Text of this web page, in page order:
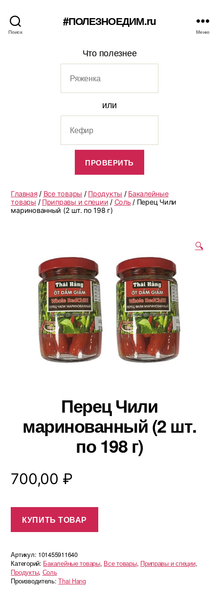
Поиск
#ПОЛЕЗНОЕДИМ.ru
Меню
Что полезнее
или
Главная / Все товары / Продукты / Бакалейные
товары / Приправы и специи / Соль/ Перец Чили
маринованный (2 шт. по 198 г)
🔍
Перец Чили
маринованный (2 шт.
по 198 г)
700,00 ₽
КУПИТЬ ТОВАР
Артикул: 101455911640
Категорий: Бакалейные товары, Все товары, Приправы и специи,
Продукты, Соль
Производитель:Thai Hang